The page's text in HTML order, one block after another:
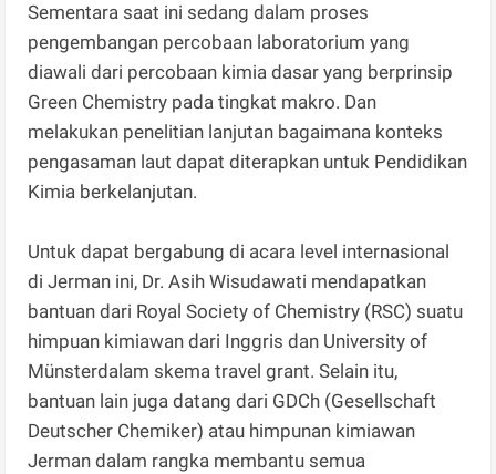
Sementara saat ini sedang dalam proses
pengembangan percobaan laboratorium yang
diawali dari percobaan kimia dasar yang berprinsip
Green Chemistry pada tingkat makro. Dan
melakukan penelitian lanjutan bagaimana konteks
pengasaman laut dapat diterapkan untuk Pendidikan
Kimia berkelanjutan.
Untuk dapat bergabung di acara level internasional
di Jerman ini, Dr. Asih Wisudawati mendapatkan
bantuan dari Royal Society of Chemistry (RSC) suatu
himpuan kimiawan dari Inggris dan University of
Münsterdalam skema travel grant. Selain itu,
bantuan lain juga datang dari GDCh (Gesellschaft
Deutscher Chemiker) atau himpunan kimiawan
Jerman dalam rangka membantu semua